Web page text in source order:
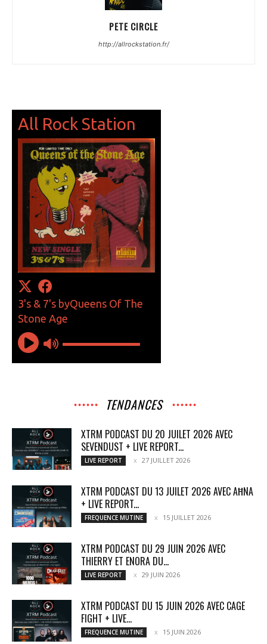
PETE CIRCLE
http://allrockstation.fr/
TENDANCES
XTRM PODCAST DU 20 JUILET 2026 AVEC
SEVENDUST + LIVE REPORT...
LIVE REPORT 27 JUILLET 2026
XTRM PODCAST DU 13 JUILET 2026 AVEC AĦNA
+ LIVE REPORT...
FREQUENCE MUTINE 15 JUILLET 2026
XTRM PODCAST DU 29 JUIN 2026 AVEC
THIERRY ET ENORA DU...
LIVE REPORT 29 JUIN 2026
XTRM PODCAST DU 15 JUIN 2026 AVEC CAGE
FIGHT + LIVE...
FREQUENCE MUTINE 15 JUIN 2026